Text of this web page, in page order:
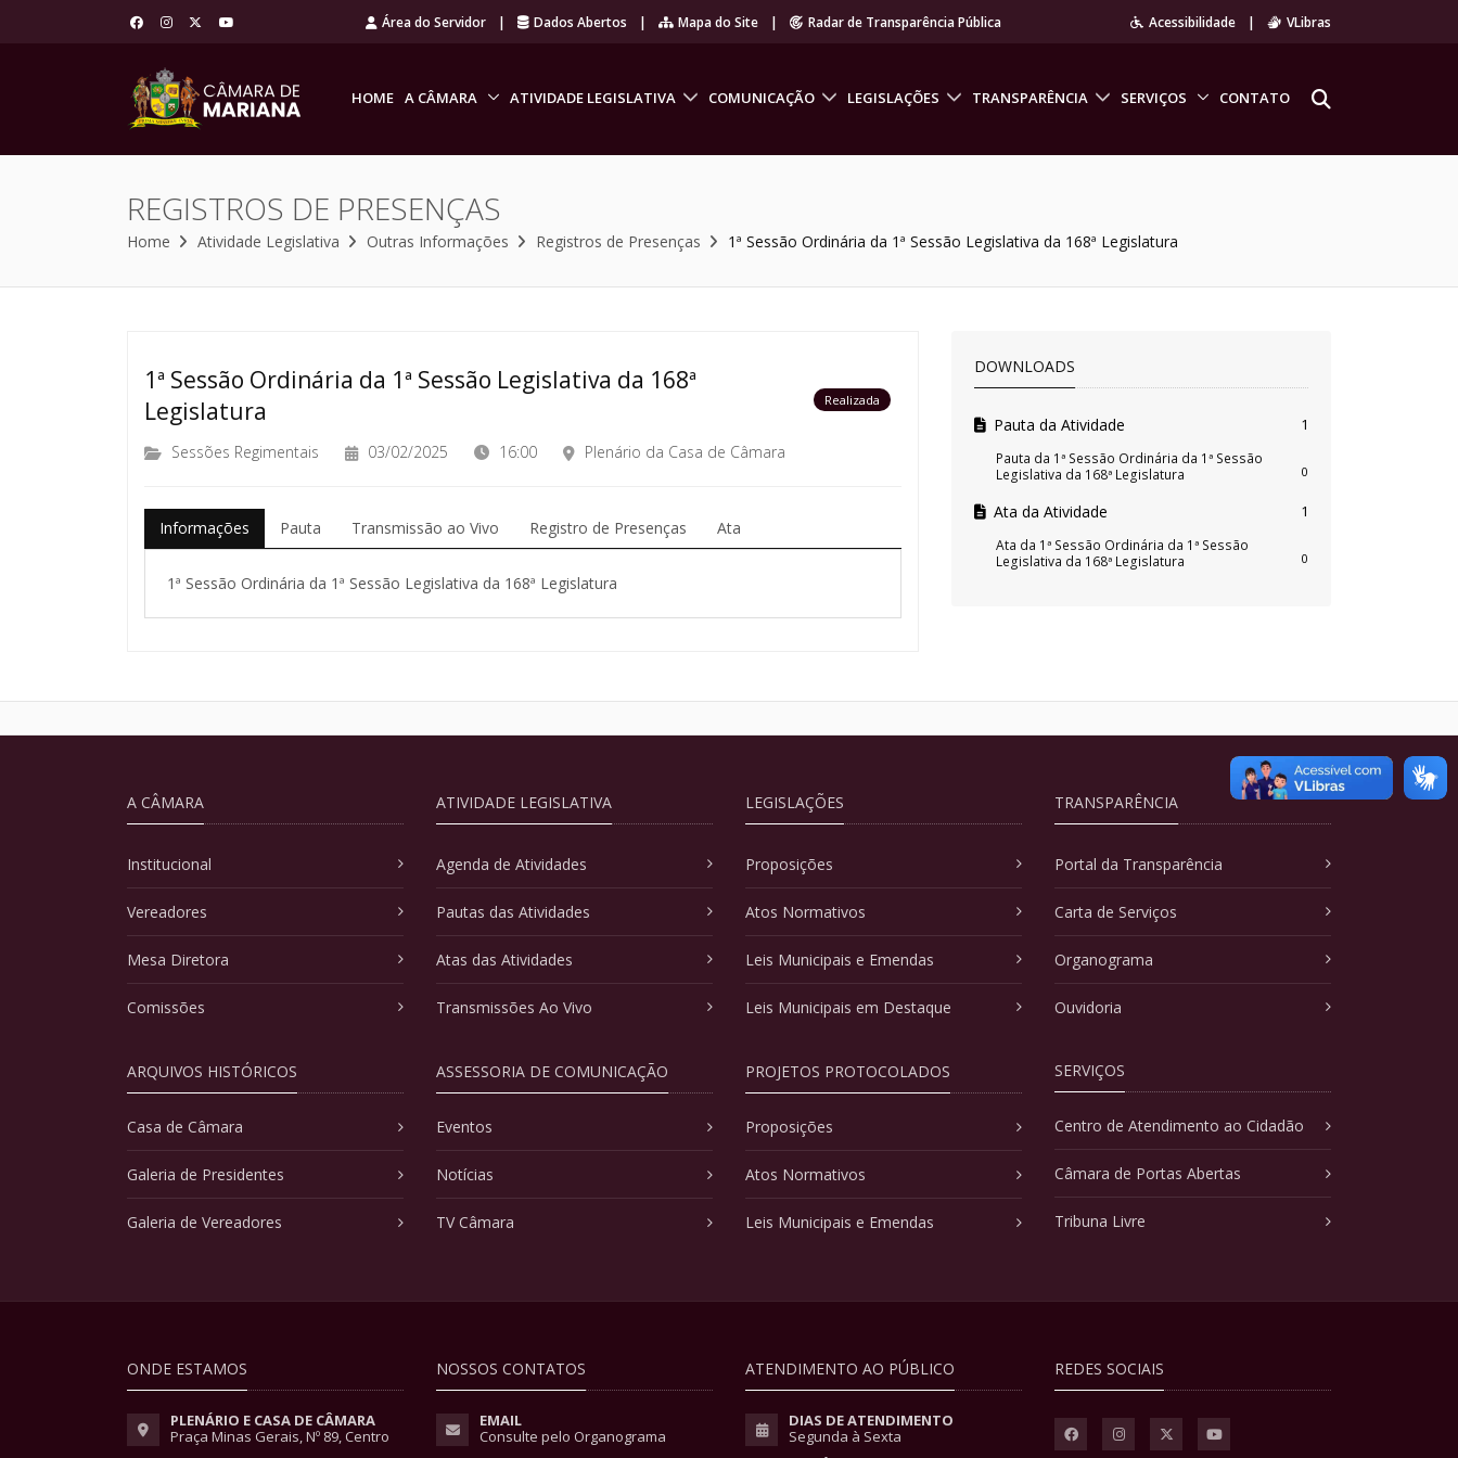
Área do Servidor | Dados Abertos | Mapa do Site | Radar de Transparência Pública Acessibilidade | VLibras
HOME A CÂMARA ATIVIDADE LEGISLATIVA COMUNICAÇÃO LEGISLAÇÕES TRANSPARÊNCIA SERVIÇOS CONTATO
REGISTROS DE PRESENÇAS
Home Atividade Legislativa Outras Informações Registros de Presenças 1ª Sessão Ordinária da 1ª Sessão Legislativa da 168ª Legislatura
1ª Sessão Ordinária da 1ª Sessão Legislativa da 168ª
Legislatura
Realizada
Sessões Regimentais 03/02/2025 16:00 Plenário da Casa de Câmara
Informações Pauta Transmissão ao Vivo Registro de Presenças Ata
1ª Sessão Ordinária da 1ª Sessão Legislativa da 168ª Legislatura
DOWNLOADS
Pauta da Atividade 1
Pauta da 1ª Sessão Ordinária da 1ª Sessão
Legislativa da 168ª Legislatura
0
Ata da Atividade 1
Ata da 1ª Sessão Ordinária da 1ª Sessão
Legislativa da 168ª Legislatura
0
A CÂMARA
Institucional
Vereadores
Mesa Diretora
Comissões
ARQUIVOS HISTÓRICOS
Casa de Câmara
Galeria de Presidentes
Galeria de Vereadores
ATIVIDADE LEGISLATIVA
Agenda de Atividades
Pautas das Atividades
Atas das Atividades
Transmissões Ao Vivo
ASSESSORIA DE COMUNICAÇÃO
Eventos
Notícias
TV Câmara
LEGISLAÇÕES
Proposições
Atos Normativos
Leis Municipais e Emendas
Leis Municipais em Destaque
PROJETOS PROTOCOLADOS
Proposições
Atos Normativos
Leis Municipais e Emendas
TRANSPARÊNCIA
Portal da Transparência
Carta de Serviços
Organograma
Ouvidoria
SERVIÇOS
Centro de Atendimento ao Cidadão
Câmara de Portas Abertas
Tribuna Livre
ONDE ESTAMOS
PLENÁRIO E CASA DE CÂMARA
Praça Minas Gerais, Nº 89, Centro
NOSSOS CONTATOS
EMAIL
Consulte pelo Organograma
ATENDIMENTO AO PÚBLICO
DIAS DE ATENDIMENTO
Segunda à Sexta
REDES SOCIAIS